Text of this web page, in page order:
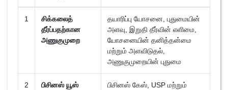
1
சிக்கலைத்
தீர்ப்பதற்கான
அணுகுமுறை
தயாரிப்பு யோசனை, புதுமையின்
அளவு, இறுதி தீர்வின் எளிமை,
யோசனையின் தனித்தன்மை
மற்றும் அளவிடுதல்,
அணுகுமுறையின் புதுமை
2
பிசினஸ் யூஸ்
பிசினஸ் கேஸ், USP மற்றும்